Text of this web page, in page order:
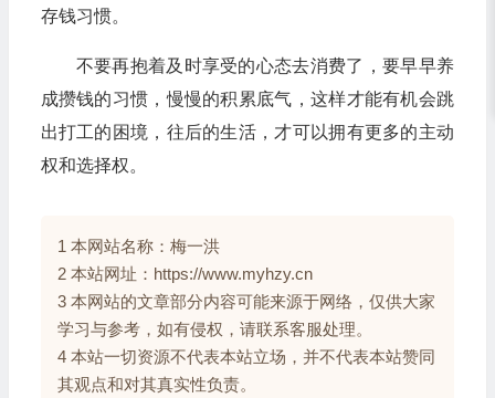
存钱习惯。
不要再抱着及时享受的心态去消费了，要早早养
成攒钱的习惯，慢慢的积累底气，这样才能有机会跳
出打工的困境，往后的生活，才可以拥有更多的主动
权和选择权。
1 本网站名称：梅一洪
2 本站网址：https://www.myhzy.cn
3 本网站的文章部分内容可能来源于网络，仅供大家
学习与参考，如有侵权，请联系客服处理。
4 本站一切资源不代表本站立场，并不代表本站赞同
其观点和对其真实性负责。